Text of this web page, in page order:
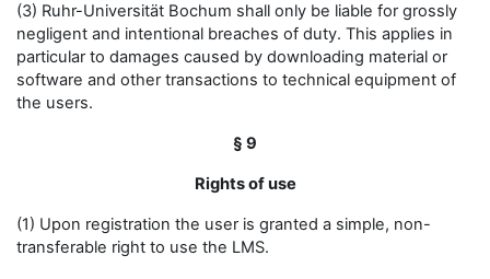
(3) Ruhr-Universität Bochum shall only be liable for grossly
negligent and intentional breaches of duty. This applies in
particular to damages caused by downloading material or
software and other transactions to technical equipment of
the users.
§ 9
Rights of use
(1) Upon registration the user is granted a simple, non-
transferable right to use the LMS.